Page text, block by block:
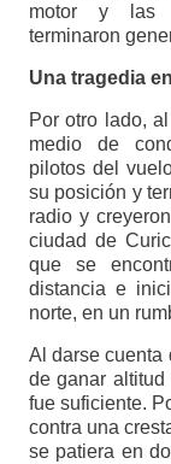
motor y las
terminaron
Una tragedia
Por otro lado,
medio de
pilotos del
su posición y
radio y
ciudad de
que se
distancia e
norte, en un
Al darse cuenta
de ganar
fue suficiente.
contra una
se patiera en